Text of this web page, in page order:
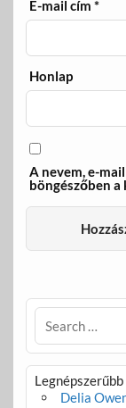
E-mail cím*
Honlap
A nevem, e-
böngészőben
Delia